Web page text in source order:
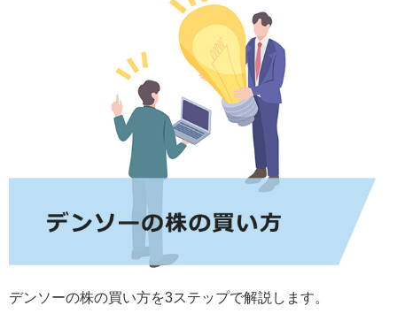
デンソーの株の買い方を3ステップで解説します。